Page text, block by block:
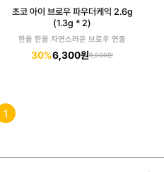
초코 아이 브로우 파우더케익 2.6g
(1.3g * 2)
한올 한올 자연스러운 브로우 연출
30%6,300원9,000원
1